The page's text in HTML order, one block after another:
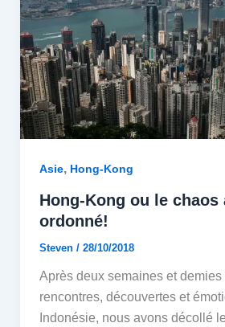
Asie, Hong-Kong
Hong-Kong ou le chaos
ordonné!
Steven / 28/10/2018
Après deux semaines et demies
rencontres, découvertes et
Indonésie, nous avons décollé